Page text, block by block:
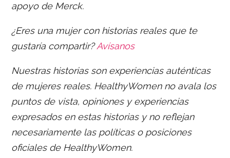
apoyo deMerck.
¿Eres una mujer con historias reales que te
gustaría compartir?Avísanos
Nuestras historias son experiencias auténticas
de mujeres reales. HealthyWomen no avala los
puntos de vista, opiniones y experiencias
expresados en estas historias y no reflejan
necesariamente las políticas o posiciones
oficiales de HealthyWomen.